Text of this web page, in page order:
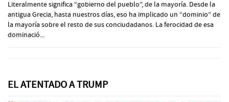
Literalmente significa “gobierno del pueblo”, de la mayoría. Desde la
antigua Grecia, hasta nuestros días, eso ha implicado un “dominio” de
la mayoría sobre el resto de sus conciudadanos. La ferocidad de esa
dominació...
EL ATENTADO A TRUMP